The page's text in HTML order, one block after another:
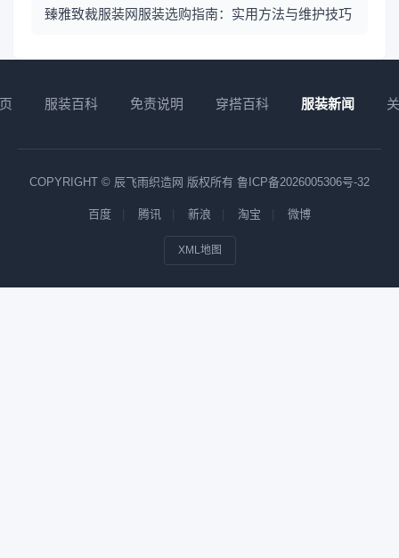
臻雅致裁服装网服装选购指南：实用方法与维护技巧
服装百科 免责说明 穿搭百科 服装新闻
COPYRIGHT © 辰飞雨织造网 版权所有 鲁ICP备2026005306号-32
百度 腾讯 新浪 淘宝 微博
XML地图